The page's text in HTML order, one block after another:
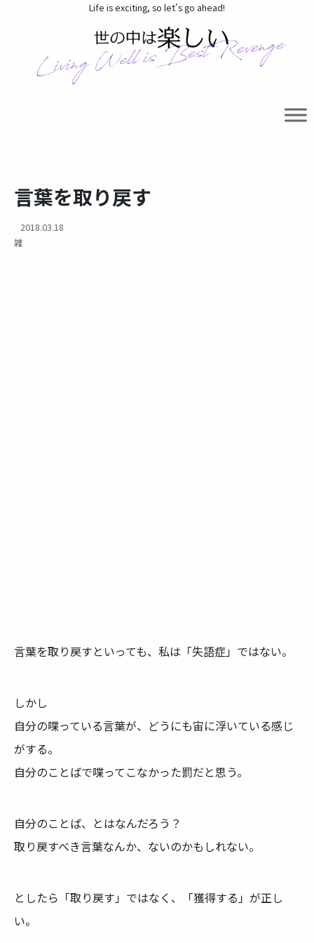
Life is exciting, so let's go ahead!
言葉を取り戻す
2018.03.18
雑
言葉を取り戻すといっても、私は「失語症」ではない。
しかし
自分の喋っている言葉が、どうにも宙に浮いている感じ
がする。
自分のことばで喋ってこなかった罰だと思う。
自分のことば、とはなんだろう？
取り戻すべき言葉なんか、ないのかもしれない。
としたら「取り戻す」ではなく、「獲得する」が正し
い。